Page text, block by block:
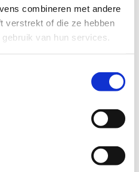
combineren met andere
verstrekt of die ze hebben
van hun services.